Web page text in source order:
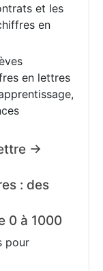
et les
en
en lettres
→
: des
0 à 1000
pour